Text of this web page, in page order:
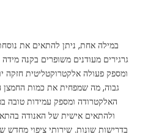
במילה אחת, ניתן להתאים את
גרגירים מעודנים משופרים בקנה
ומספק פעולה אלקטרוקטליטית חזקה
גבוה, מה שמפחית את כמות
האלקטרודה ומספק עמידות טובה
ולהתאים אישית של האנודה
בדרישות שונות. שירותי ציפוי מחדש